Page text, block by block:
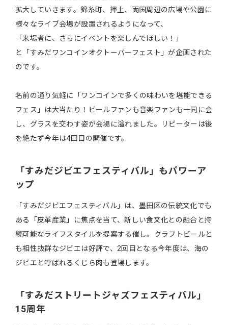
拡大していきます。錦糸町、押上、両国周辺の広場や公園に
様々なライブ会場が設置されるようになって、
「来場者に、さらにイベントを楽しんでほしい！」
と「すみだワンコインオクトーバーフェスト」が企画された
のです。
名前の通り気軽に「ワンコインで多くの味わいを堪能できる
フェス」は大当たり！ビールファンも音楽ファンも一同に会
し、グラスを交わす姿が会場に溢れました。リピーターは後
を絶たず今年は4回目の開催です。
「すみだジビエフェスティバル」もパワーア
ップ
「すみだジビエフェスティバル」は、墨田区の伝統文化でも
ある「皮革産業」に焦点を当て、新しい食文化との融合と持
続可能なライフスタイルを提案する催し。クラフトビールと
も相性抜群なジビエは好評で、2回目となる今年度は、海の
ジビエと呼ばれるくじら肉も登場します。
「すみだストリートジャズフェスティバル」
15周年